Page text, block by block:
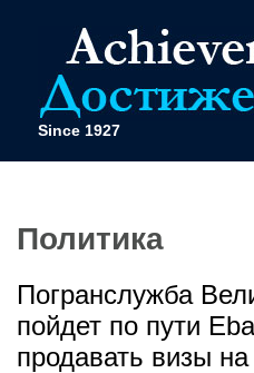
Since 1927
Политика
Погранслужба
пойдет по пути
продавать визы